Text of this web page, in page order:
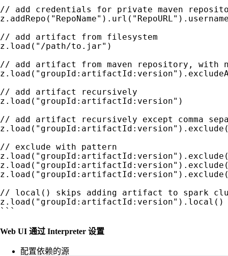
// add credentials for private maven
// add artifact from filesystem
z.load("/path/to.jar")
// add artifact from maven repository, with
// add artifact recursively
z.load("groupId:artifactId:version")
// add artifact recursively except comma
// exclude with pattern
// local() skips adding artifact to spark
z.load("groupId:artifactId:version").local()
Web UI 通过 Interpreter 设置
配置依赖的源